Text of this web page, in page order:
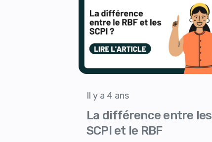
Il y a 4 ans
La différence entre les
SCPI et le RBF